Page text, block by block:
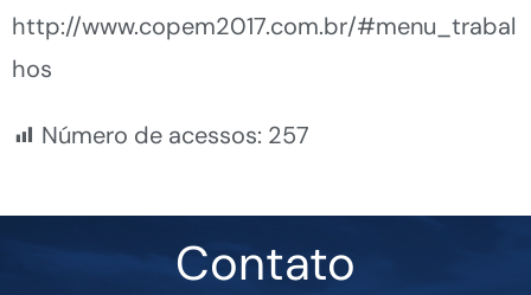
http://www.copem2017.com.br/#menu_trabal
hos
Número de acessos: 257
Contato